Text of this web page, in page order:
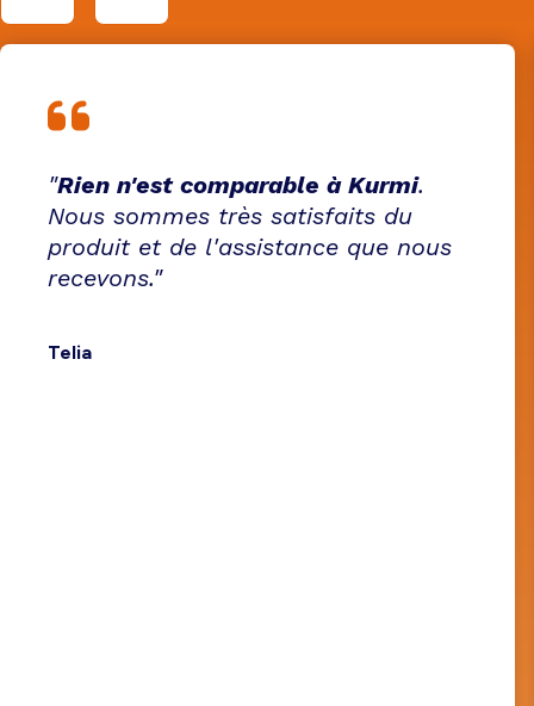
"Rien n'est comparable à Kurmi.
Nous sommes très satisfaits du
produit et de l'assistance que nous
recevons."
Telia